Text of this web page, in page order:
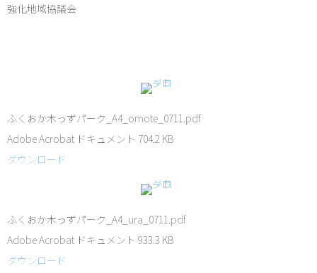
強化地域協議会
ふくおか木っずパーク_A4_omote_0711.pdf
Adobe Acrobat ドキュメント 704.2 KB
ダウンロード
ふくおか木っずパーク_A4_ura_0711.pdf
Adobe Acrobat ドキュメント 933.3 KB
ダウンロード